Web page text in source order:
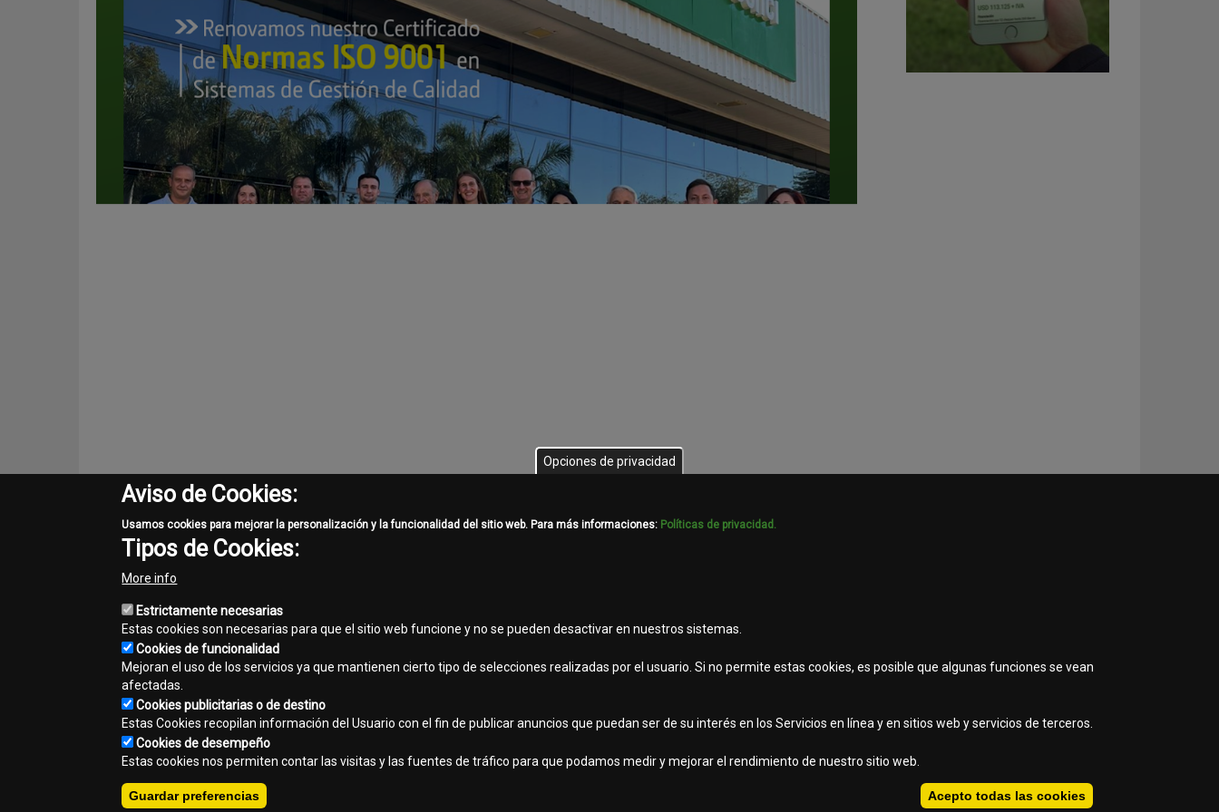
En CONCI renovamos nuestraCertificación ISO 9001
gestión efectivo, la optimización de procesos y una utilización eficiente de recursos.
De esta manera, reafirmamos nuestro
Share
Facebook
Twitter
Email
Footer
menu
Contacto Mapa del sitio Normas de privacidad
Copyright © 2026 - CONCI | JOHN DEERE. Todos los derechos reservados.
Opciones de privacidad
Aviso de Cookies:
Usamos cookies para mejorar la personalización y la funcionalidad del sitio web. Para más informaciones: Políticas de privacidad.
Tipos de Cookies:
More info
Estrictamente necesarias
Estas cookies son necesarias para que el sitio web funcione y no se pueden desactivar en nuestros sistemas.
Cookies de funcionalidad
Mejoran el uso de los servicios ya que mantienen cierto tipo de selecciones realizadas por el usuario. Si no permite estas cookies, es posible que algunas funciones se vean
afectadas.
Cookies publicitarias o de destino
Estas Cookies recopilan información del Usuario con el fin de publicar anuncios que puedan ser de su interés en los Servicios en línea y en sitios web y servicios de terceros.
Cookies de desempeño
Estas cookies nos permiten contar las visitas y las fuentes de tráfico para que podamos medir y mejorar el rendimiento de nuestro sitio web.
Guardar preferencias Acepto todas las cookies